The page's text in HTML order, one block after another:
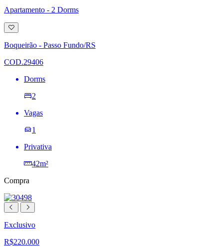
Apartamento - 2 Dorms
Adicionar
à
lista
de
Boqueirão - Passo Fundo/RS
COD.29406
Dorms
2
Vagas
1
Privativa
42m²
Compra
Exclusivo
R$220.000